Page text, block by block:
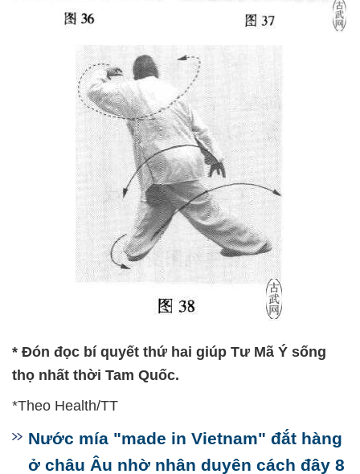
* Đón đọc bí quyết thứ hai giúp Tư Mã Ý sống
thọ nhất thời Tam Quốc.
*Theo Health/TT
Nước mía "made in Vietnam" đắt hàng
ở châu Âu nhờ nhân duyên cách đây 8